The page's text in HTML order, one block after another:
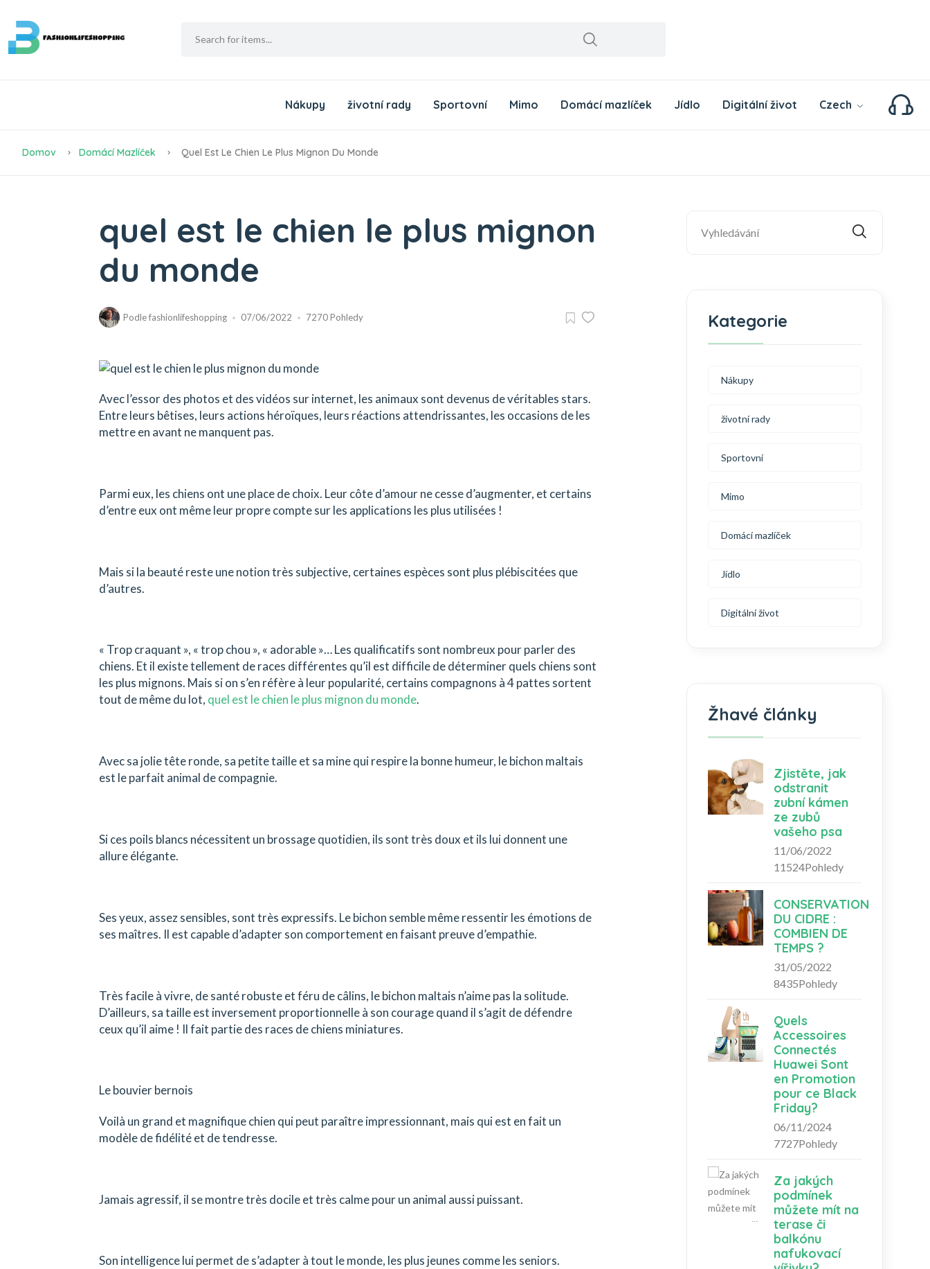
Nákupy životní rady Sportovní Mimo Domácí mazlíček Jídlo Digitální život Czech
Domov Domácí Mazlíček Quel Est Le Chien Le Plus Mignon Du Monde
quel est le chien le plus mignon
du monde
Podlefashionlifeshopping 07/06/2022 7270 Pohledy
Avec l’essor des photos et des vidéos sur internet, les animaux sont devenus de véritables stars.
Entre leurs bêtises, leurs actions héroïques, leurs réactions attendrissantes, les occasions de les
mettre en avant ne manquent pas.
Parmi eux, les chiens ont une place de choix. Leur côte d’amour ne cesse d’augmenter, et certains
d’entre eux ont même leur propre compte sur les applications les plus utilisées !
Mais si la beauté reste une notion très subjective, certaines espèces sont plus plébiscitées que
d’autres.
« Trop craquant », « trop chou », « adorable »… Les qualificatifs sont nombreux pour parler des
chiens. Et il existe tellement de races différentes qu’il est difficile de déterminer quels chiens sont
les plus mignons. Mais si on s’en réfère à leur popularité, certains compagnons à 4 pattes sortent
tout de même du lot, quel est le chien le plus mignon du monde.
Avec sa jolie tête ronde, sa petite taille et sa mine qui respire la bonne humeur, le bichon maltais
est le parfait animal de compagnie.
Si ces poils blancs nécessitent un brossage quotidien, ils sont très doux et ils lui donnent une
allure élégante.
Ses yeux, assez sensibles, sont très expressifs. Le bichon semble même ressentir les émotions de
ses maîtres. Il est capable d’adapter son comportement en faisant preuve d’empathie.
Très facile à vivre, de santé robuste et féru de câlins, le bichon maltais n’aime pas la solitude.
D’ailleurs, sa taille est inversement proportionnelle à son courage quand il s’agit de défendre
ceux qu’il aime ! Il fait partie des races de chiens miniatures.
Le bouvier bernois
Voilà un grand et magnifique chien qui peut paraître impressionnant, mais qui est en fait un
modèle de fidélité et de tendresse.
Jamais agressif, il se montre très docile et très calme pour un animal aussi puissant.
Son intelligence lui permet de s’adapter à tout le monde, les plus jeunes comme les seniors.
Kategorie
Nákupy
životní rady
Sportovní
Mimo
Domácí mazlíček
Jídlo
Digitální život
Žhavé články
Zjistěte, jak
odstranit
zubní kámen
ze zubů
vašeho psa
11/06/2022
11524Pohledy
CONSERVATION
DU CIDRE :
COMBIEN DE
TEMPS ?
31/05/2022
8435Pohledy
Quels
Accessoires
Connectés
Huawei Sont
en Promotion
pour ce Black
Friday?
06/11/2024
7727Pohledy
Za jakých
podmínek
můžete mít na
terase či
balkónu
nafukovací